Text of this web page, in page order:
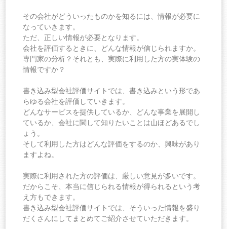
その会社がどういったものかを知るには、情報が必要に
なっていきます。
ただ、正しい情報が必要となります。
会社を評価するときに、どんな情報が信じられますか。
専門家の分析？それとも、実際に利用した方の実体験の
情報ですか？
書き込み型会社評価サイトでは、書き込みという形であ
らゆる会社を評価していきます。
どんなサービスを提供しているか、どんな事業を展開し
ているか、会社に関して知りたいことは山ほどあるでし
ょう。
そして利用した方はどんな評価をするのか、興味があり
ますよね。
実際に利用された方の評価は、厳しい意見が多いです。
だからこそ、本当に信じられる情報が得られるという考
え方もできます。
書き込み型会社評価サイトでは、そういった情報を盛り
だくさんにしてまとめてご紹介させていただきます。